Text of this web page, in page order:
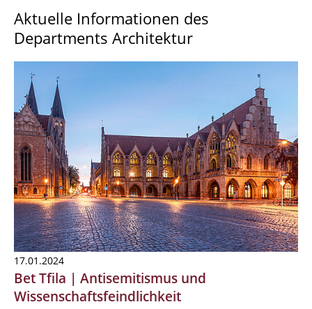
Aktuelle Informationen des
Departments Architektur
17.01.2024
Bet Tfila | Antisemitismus und
Wissenschaftsfeindlichkeit